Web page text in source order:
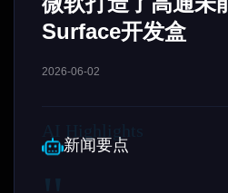
Surface开发盒
2026-06-02
新闻要点